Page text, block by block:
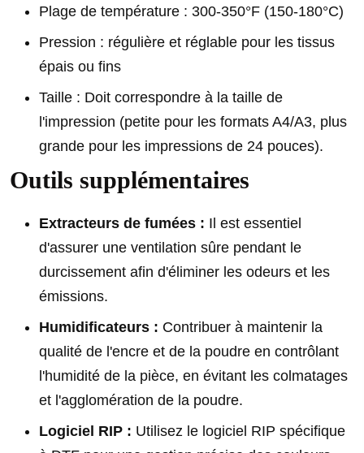
Plage de température : 300-350°F (150-180°C)
Pression : régulière et réglable pour les tissus
épais ou fins
Taille : Doit correspondre à la taille de
l'impression (petite pour les formats A4/A3, plus
grande pour les impressions de 24 pouces).
Outils supplémentaires
Extracteurs de fumées : Il est essentiel
d'assurer une ventilation sûre pendant le
durcissement afin d'éliminer les odeurs et les
émissions.
Humidificateurs : Contribuer à maintenir la
qualité de l'encre et de la poudre en contrôlant
l'humidité de la pièce, en évitant les colmatages
et l'agglomération de la poudre.
Logiciel RIP : Utilisez le logiciel RIP spécifique